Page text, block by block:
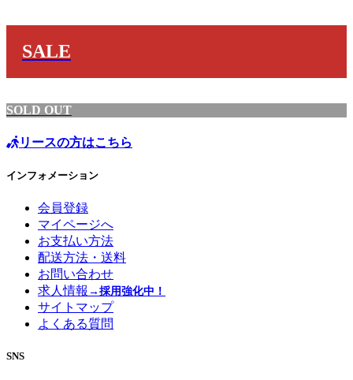
SALE
SOLD OUT
リースの方はこちら
インフォメーション
会員登録
マイページへ
お支払い方法
配送方法・送料
お問い合わせ
求人情報 →採用強化中！
サイトマップ
よくある質問
SNS